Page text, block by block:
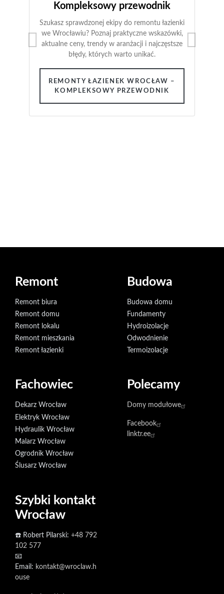
Kompleksowy przewodnik
Szukasz sprawdzonej ekipy do remontu łazienki
we Wrocławiu? Poznaj praktyczne wskazówki,
aktualne ceny, trendy w aranżacji i najczęstsze
błędy, których warto unikać.
REMONTY ŁAZIENEK WROCŁAW –
KOMPLEKSOWY PRZEWODNIK
Remont
Remont biura
Remont domu
Remont lokalu
Remont mieszkania
Remont łazienki
Budowa
Budowa domu
Fundamenty
Hydroizolacje
Odwodnienie
Termoizolacje
Fachowiec
Dekarz Wrocław
Elektryk Wrocław
Hydraulik Wrocław
Malarz Wrocław
Ogrodnik Wrocław
Ślusarz Wrocław
Polecamy
Domy modułowe
Facebook
linktr.ee
Szybki kontakt
Wrocław
☎️ Robert Pilarski: +48 792
102 577
📧
Email: kontakt@wroclaw.h
ouse